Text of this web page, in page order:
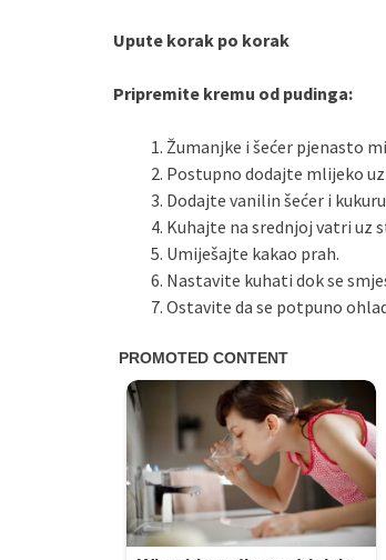
Upute korak po korak
Pripremite kremu od pudinga:
Žumanjke i šećer pjenasto
Postupno dodajte mlijeko
Dodajte vanilin šećer i
Kuhajte na srednjoj vatri uz
Umiješajte kakao prah.
Nastavite kuhati dok se
Ostavite da se potpuno